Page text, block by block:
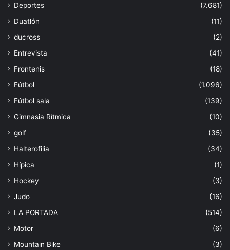
Deportes
(7.681)
Duatlón
(11)
ducross
(2)
Entrevista
(41)
Frontenis
(18)
Fútbol
(1.096)
Fútbol sala
(139)
Gimnasia Rítmica
(10)
golf
(35)
Halterofilia
(34)
Hípica
(1)
Hockey
(3)
Judo
(16)
LA PORTADA
(514)
Motor
(6)
Mountain Bike
(3)